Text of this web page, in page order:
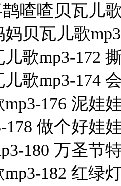
喳喳贝瓦儿
贝瓦儿歌
歌mp3-172
歌mp3-174
176 泥娃
178 做个好娃
180 万圣节
182 红绿